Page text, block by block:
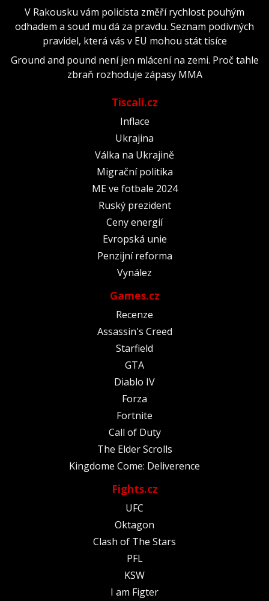
V Rakousku vám policista změří rychlost pouhým
odhadem a soud mu dá za pravdu. Seznam podivných
pravidel, která vás v EU mohou stát tisíce
Ground and pound není jen mlácení na zemi. Proč tahle
zbraň rozhoduje zápasy MMA
Tiscali.cz
Inflace
Ukrajina
Válka na Ukrajině
Migrační politika
ME ve fotbale 2024
Ruský prezident
Ceny energií
Evropská unie
Penzijní reforma
Vynález
Games.cz
Recenze
Assassin's Creed
Starfield
GTA
Diablo IV
Forza
Fortnite
Call of Duty
The Elder Scrolls
Kingdome Come: Deliverence
Fights.cz
UFC
Oktagon
Clash of The Stars
PFL
KSW
I am Figter